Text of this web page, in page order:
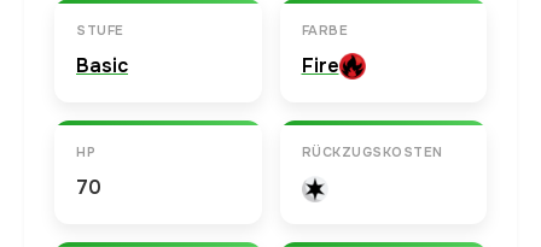
STUFE
Basic
FARBE
Fire
HP
70
RÜCKZUGSKOSTEN